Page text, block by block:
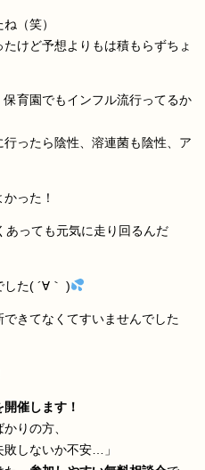
（笑）
けど予想よりもは積もらずちょ
育園でもインフル流行ってるか
ったら陰性、溶連菌も陰性、ア
った！
あっても元気に走り回るんだ
た( ´∀｀ )
きてなくてすいませんでした
催します！
りの方、
敗しないか不安…」